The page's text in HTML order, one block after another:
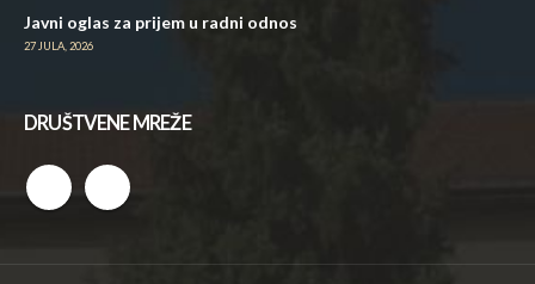
Javni oglas za prijem u radni odnos
27 JULA, 2026
DRUŠTVENE MREŽE